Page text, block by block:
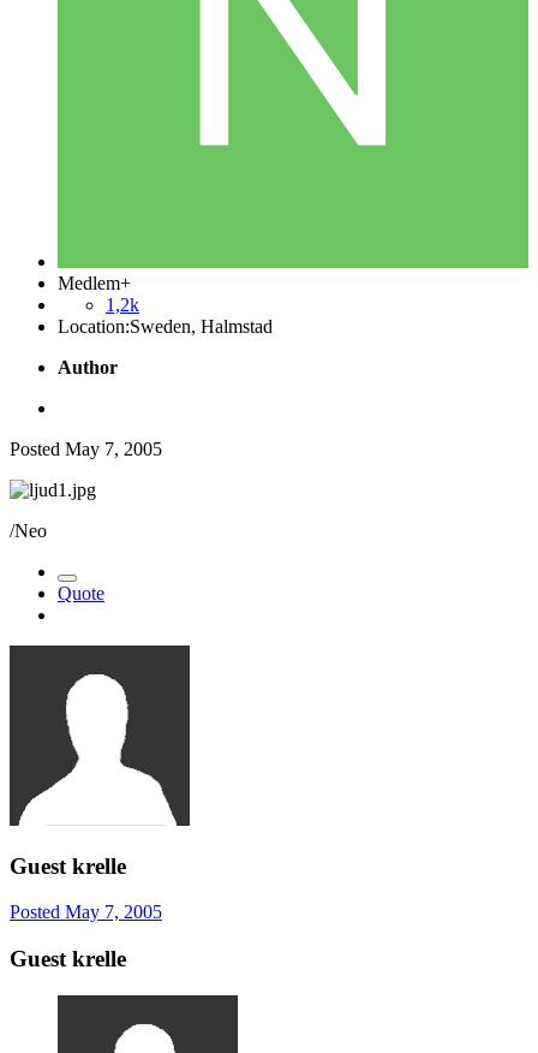
Medlem+
1,2k
Location:Sweden, Halmstad
Author
Posted May 7, 2005
/Neo
Quote
Guest krelle
Posted May 7, 2005
Guest krelle